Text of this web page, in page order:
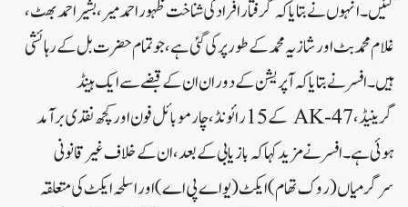
گئیں۔انہوں نے بتایا کہ گرفتار افراد کی شناخت ظہور احمد میر، بشیر احمد بھٹ،
غلام محمد بٹ اور شازیہ محمد کے طور پر کی گئی ہے، جو تمام حضرت بل کے رہائشی
ہیں۔افسر نے بتایا کہ آپریشن کے دوران ان کے قبضے سے ایک ہینڈ
گرینیڈ، AK-47 کے 15 رائونڈ، چار موبائل فون اور کچھ نقدی برآمد
ہوئی ہے۔افسر نے مزید کہا کہ بازیابی کے بعد، ان کے خلاف غیر قانونی
سرگرمیاں (روک تھام)ایکٹ (یو اے پی اے) اور اسلحہ ایکٹ کی متعلقہ